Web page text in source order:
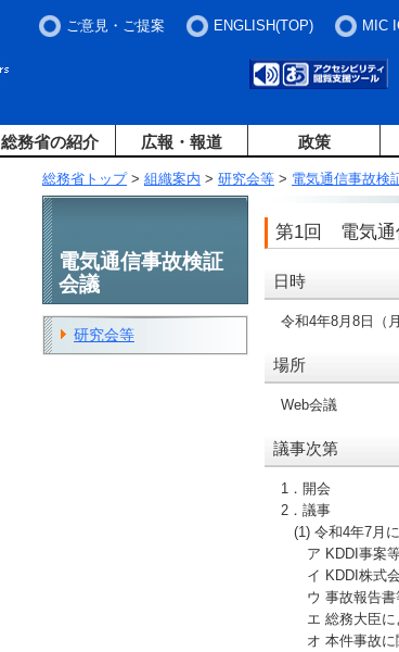
ご意見・ご提案 ENGLISH(TOP) MIC
総務省の紹介 広報・報道 政策
総務省トップ> 組織案内 > 研究会等 > 電気通信事故検
第1回 電気通
日時
令和4年8月8日（
場所
Web会議
議事次第
1．開会
2．議事
(1) 令和4年7月
ア KDDI事案等
イ KDDI株式会
ウ 事故報告書
エ 総務大臣に
オ 本件事故に
電気通信事故検証
会議
研究会等